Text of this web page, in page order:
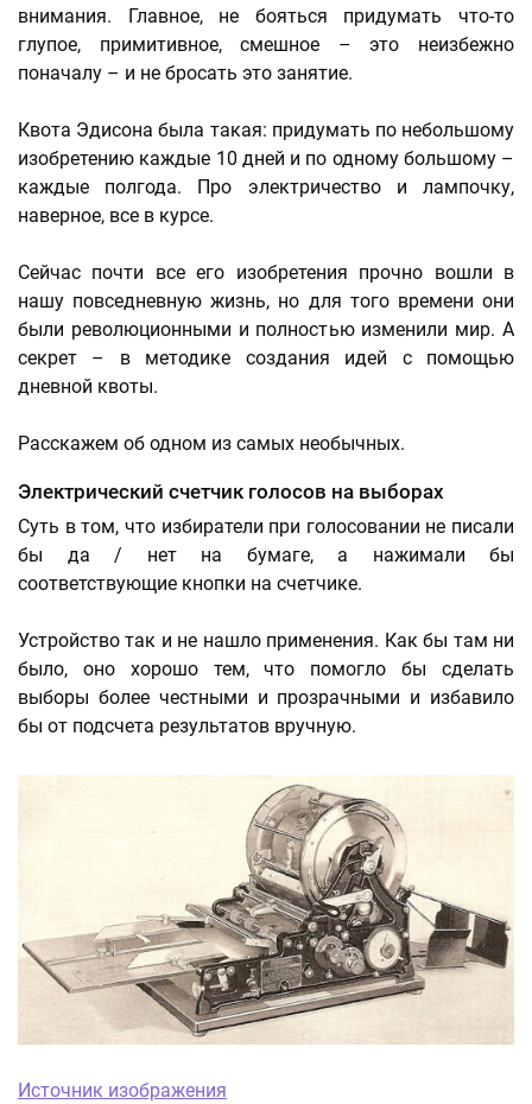
внимания. Главное, не бояться придумать что-то
глупое, примитивное, смешное – это неизбежно
поначалу – и не бросать это занятие.
Квота Эдисона была такая: придумать по небольшому
изобретению каждые 10 дней и по одному большому –
каждые полгода. Про электричество и лампочку,
наверное, все в курсе.
Сейчас почти все его изобретения прочно вошли в
нашу повседневную жизнь, но для того времени они
были революционными и полностью изменили мир. А
секрет – в методике создания идей с помощью
дневной квоты.
Расскажем об одном из самых необычных.
Электрический счетчик голосов на выборах
Суть в том, что избиратели при голосовании не писали
бы да / нет на бумаге, а нажимали бы
соответствующие кнопки на счетчике.
Устройство так и не нашло применения. Как бы там ни
было, оно хорошо тем, что помогло бы сделать
выборы более честными и прозрачными и избавило
бы от подсчета результатов вручную.
Источник изображения